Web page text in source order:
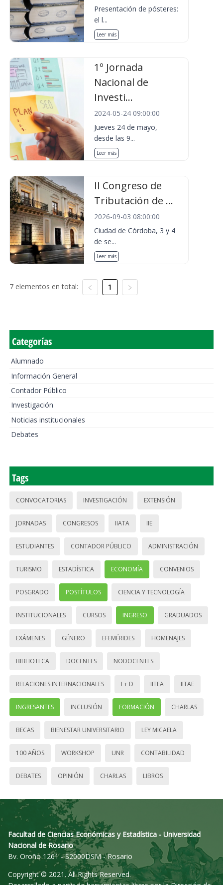
Presentación de pósteres:
el l...
Leer más
1º Jornada
Nacional de
Investi...
2024-05-24 09:00:00
Jueves 24 de mayo,
desde las 9...
Leer más
II Congreso de
Tributación de ...
2026-09-03 08:00:00
Ciudad de Córdoba, 3 y 4
de se...
Leer más
7 elementos en total: 1
Categorías
Alumnado
Información General
Contador Público
Investigación
Noticias institucionales
Debates
Tags
CONVOCATORIAS INVESTIGACIÓN EXTENSIÓN
JORNADAS CONGRESOS IIATA IIE
ESTUDIANTES CONTADOR PÚBLICO ADMINISTRACIÓN
TURISMO ESTADÍSTICA ECONOMÍA CONVENIOS
POSGRADO POSTÍTULOS CIENCIA Y TECNOLOGÍA
INSTITUCIONALES CURSOS INGRESO GRADUADOS
EXÁMENES GÉNERO EFEMÉRIDES HOMENAJES
BIBLIOTECA DOCENTES NODOCENTES
RELACIONES INTERNACIONALES I + D IITEA IITAE
INGRESANTES INCLUSIÓN FORMACIÓN CHARLAS
BECAS BIENESTAR UNIVERSITARIO LEY MICAELA
100 AÑOS WORKSHOP UNR CONTABILIDAD
DEBATES OPINIÓN CHARLAS LIBROS
Facultad de Ciencias Económicas y Estadística - Universidad
Nacional de Rosario
Bv. Oroño 1261 - S2000DSM - Rosario
Copyright © 2021. All Rights Reserved.